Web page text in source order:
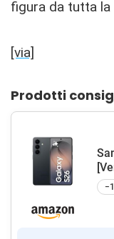
figura da tutta la
[via]
Prodotti